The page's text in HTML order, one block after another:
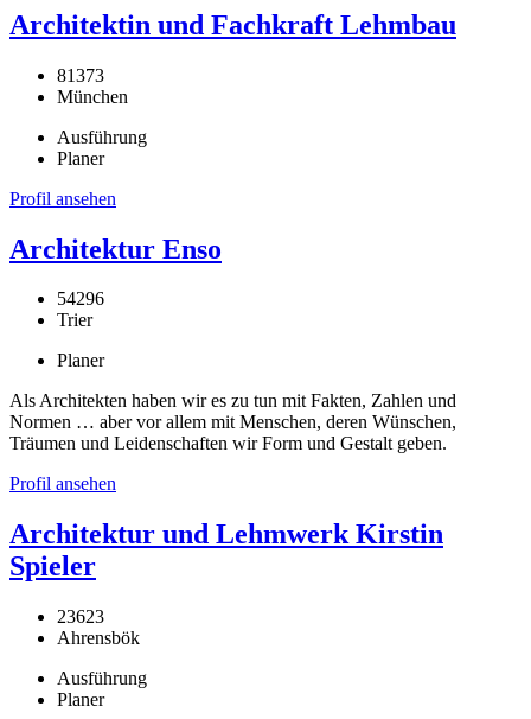
Architektin und Fachkraft Lehmbau
81373
München
Ausführung
Planer
Profil ansehen
Architektur Enso
54296
Trier
Planer
Als Architekten haben wir es zu tun mit Fakten, Zahlen und
Normen … aber vor allem mit Menschen, deren Wünschen,
Träumen und Leidenschaften wir Form und Gestalt geben.
Profil ansehen
Architektur und Lehmwerk Kirstin
Spieler
23623
Ahrensbök
Ausführung
Planer